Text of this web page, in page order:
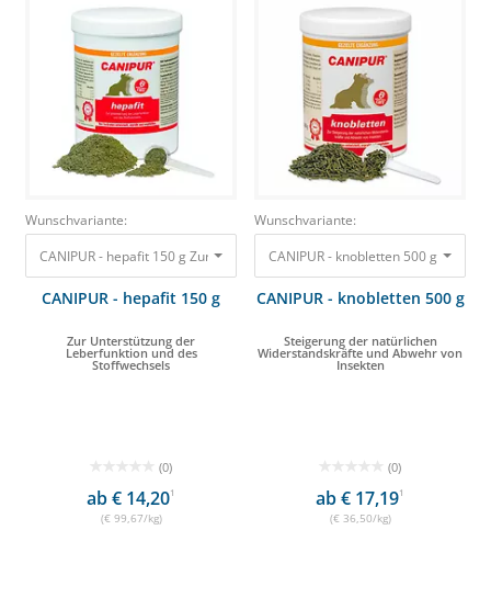
Wunschvariante:
CANIPUR - hepafit 150 g Zur Unterstützung der Leberfunktion und des
CANIPUR - hepafit 150 g
Zur Unterstützung der
Leberfunktion und des
Stoffwechsels
(0)
ab € 14,201
(€ 99,67/kg)
Wunschvariante:
CANIPUR - knobletten 500 g
CANIPUR - knobletten 500 g
Steigerung der natürlichen
Widerstandskräfte und Abwehr von
Insekten
(0)
ab € 17,191
(€ 36,50/kg)